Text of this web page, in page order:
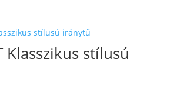
Klasszikus stílusú